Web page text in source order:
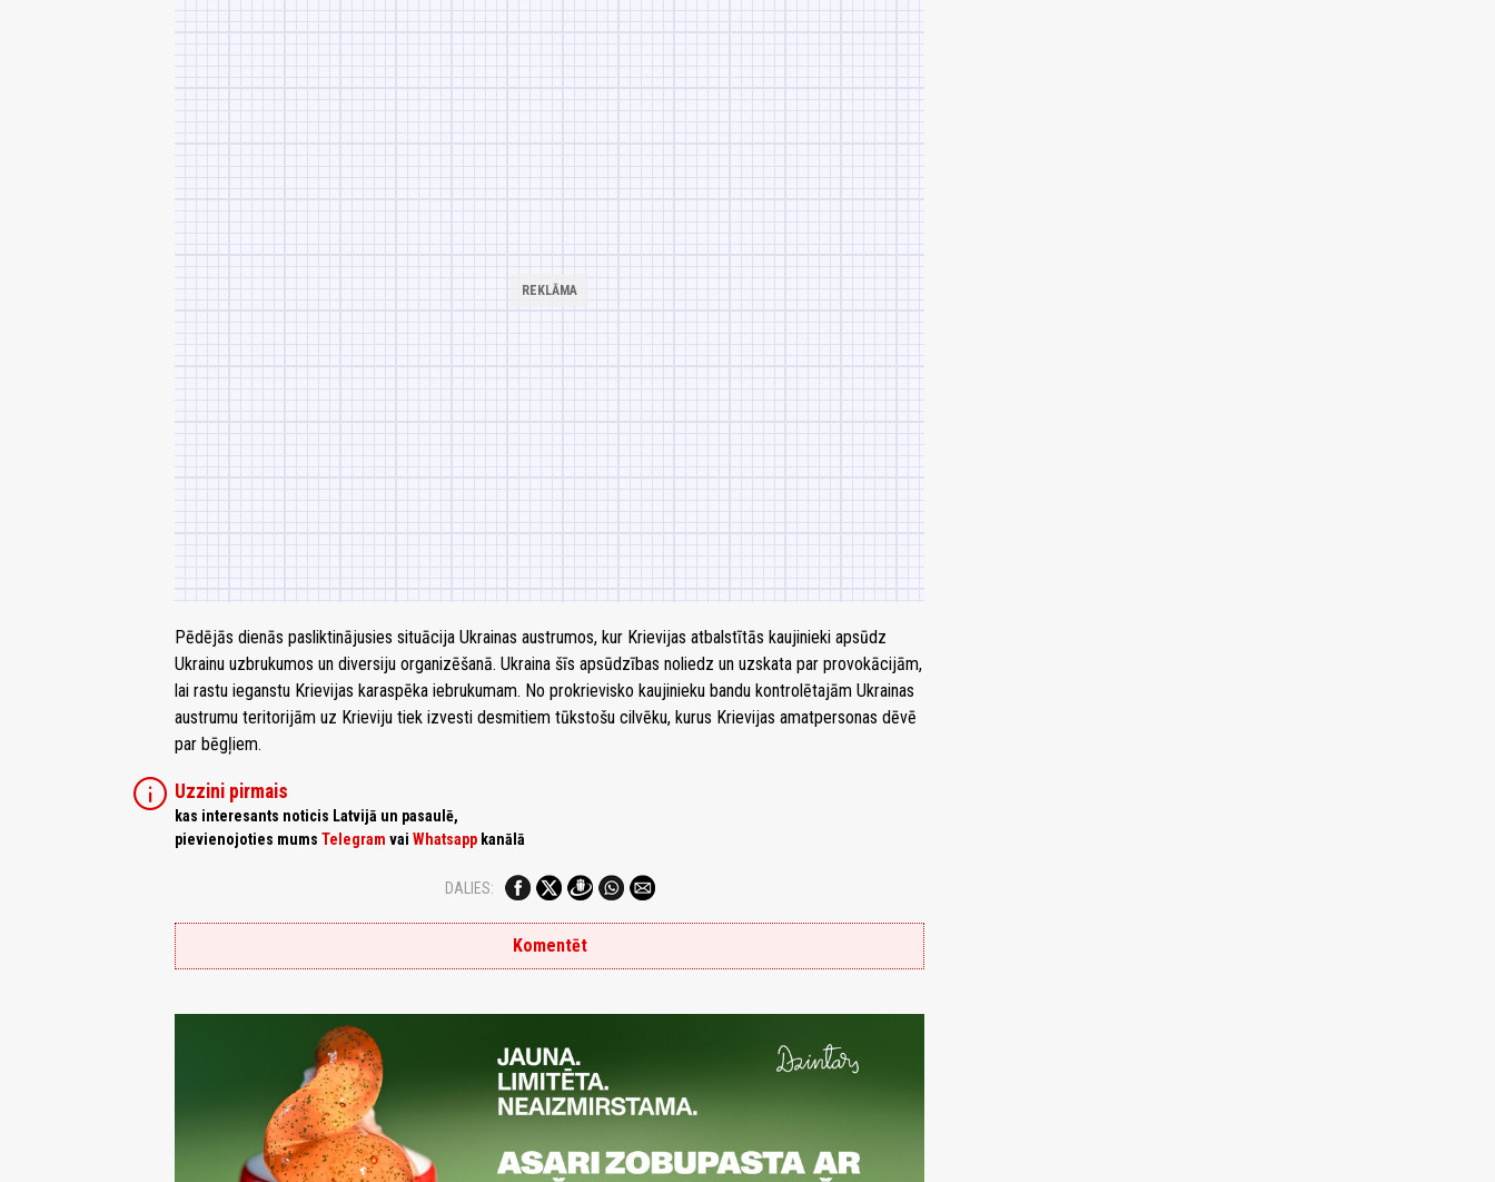
Pēdējās dienās pasliktinājusies situācija Ukrainas austrumos, kur Krievijas atbalstītās kaujinieki apsūdz
Ukrainu uzbrukumos un diversiju organizēšanā. Ukraina šīs apsūdzības noliedz un uzskata par provokācijām,
lai rastu ieganstu Krievijas karaspēka iebrukumam. No prokrievisko kaujinieku bandu kontrolētajām Ukrainas
austrumu teritorijām uz Krieviju tiek izvesti desmitiem tūkstošu cilvēku, kurus Krievijas amatpersonas dēvē
par bēgļiem.
info Uzzini pirmais
kas interesants noticis Latvijā un pasaulē,
pievienojoties mums Telegram vai Whatsapp kanālā
DALIES:
Komentēt